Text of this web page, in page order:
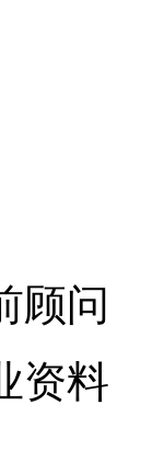
顾问
资料